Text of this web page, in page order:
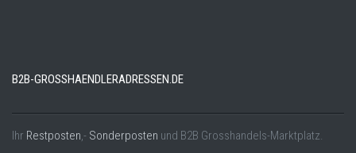
B2B-GROSSHAENDLERADRESSEN.DE
Ihr Restposten,- Sonderposten und B2B Grosshandels-Marktplatz.